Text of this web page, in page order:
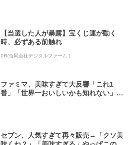
【当選した人が暴露】宝くじ運が動く
時、必ずある前触れ
PR(合同会社デジタルファーム )
ファミマ、美味すぎて大反響「これ1
番」「世界一おいしいかも知れない」
セブン、人気すぎて再々販売→「クソ美